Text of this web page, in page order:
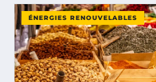
ÉNERGIES RENOUVELABLES